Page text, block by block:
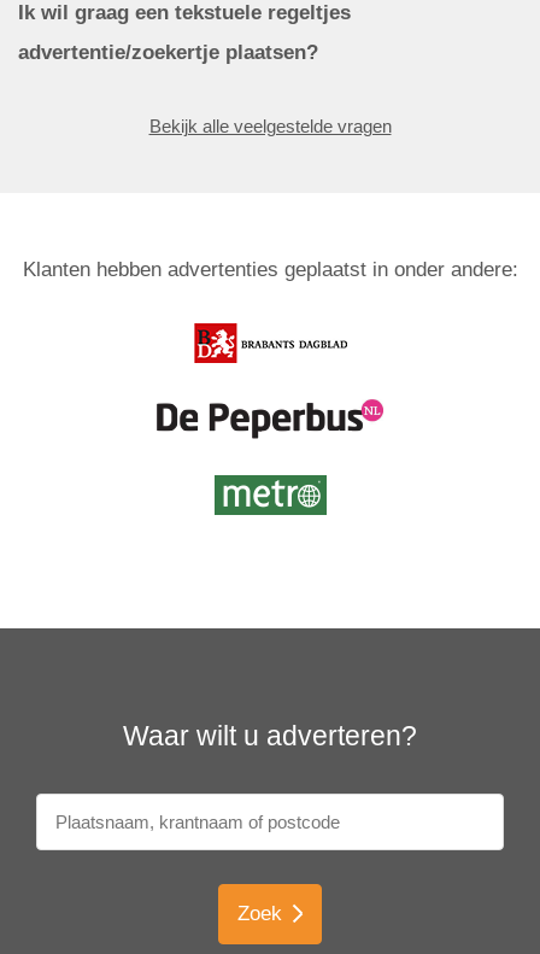
Ik wil graag een tekstuele regeltjes
advertentie/zoekertje plaatsen?
Bekijk alle veelgestelde vragen
Klanten hebben advertenties geplaatst in onder andere:
Waar wilt u adverteren?
Zoek